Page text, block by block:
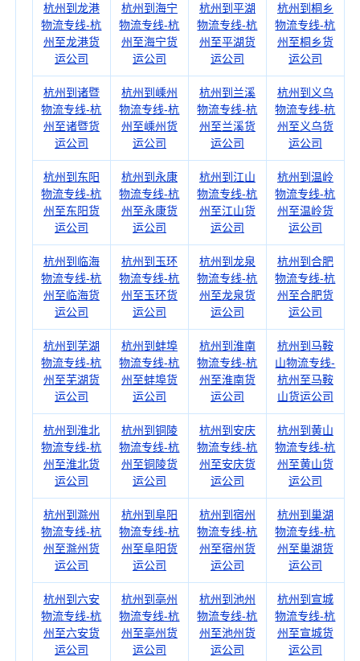
杭州到龙港
物流专线-杭
州至龙港货
运公司
杭州到海宁
物流专线-杭
州至海宁货
运公司
杭州到平湖
物流专线-杭
州至平湖货
运公司
杭州到桐乡
物流专线-杭
州至桐乡货
运公司
杭州到诸暨
物流专线-杭
州至诸暨货
运公司
杭州到嵊州
物流专线-杭
州至嵊州货
运公司
杭州到兰溪
物流专线-杭
州至兰溪货
运公司
杭州到义乌
物流专线-杭
州至义乌货
运公司
杭州到东阳
物流专线-杭
州至东阳货
运公司
杭州到永康
物流专线-杭
州至永康货
运公司
杭州到江山
物流专线-杭
州至江山货
运公司
杭州到温岭
物流专线-杭
州至温岭货
运公司
杭州到临海
物流专线-杭
州至临海货
运公司
杭州到玉环
物流专线-杭
州至玉环货
运公司
杭州到龙泉
物流专线-杭
州至龙泉货
运公司
杭州到合肥
物流专线-杭
州至合肥货
运公司
杭州到芜湖
物流专线-杭
州至芜湖货
运公司
杭州到蚌埠
物流专线-杭
州至蚌埠货
运公司
杭州到淮南
物流专线-杭
州至淮南货
运公司
杭州到马鞍
山物流专线-
杭州至马鞍
山货运公司
杭州到淮北
物流专线-杭
州至淮北货
运公司
杭州到铜陵
物流专线-杭
州至铜陵货
运公司
杭州到安庆
物流专线-杭
州至安庆货
运公司
杭州到黄山
物流专线-杭
州至黄山货
运公司
杭州到滁州
物流专线-杭
州至滁州货
运公司
杭州到阜阳
物流专线-杭
州至阜阳货
运公司
杭州到宿州
物流专线-杭
州至宿州货
运公司
杭州到巢湖
物流专线-杭
州至巢湖货
运公司
杭州到六安
物流专线-杭
州至六安货
运公司
杭州到亳州
物流专线-杭
州至亳州货
运公司
杭州到池州
物流专线-杭
州至池州货
运公司
杭州到宣城
物流专线-杭
州至宣城货
运公司